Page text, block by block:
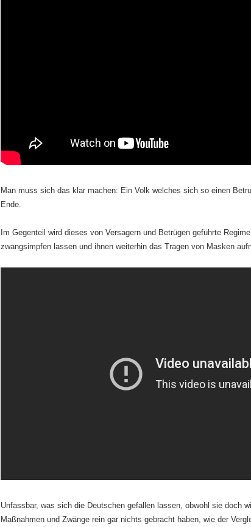
Man muss sich das klar machen: Ein Volk welches sich so einen
Ende.
Im Gegenteil wird dieses von Versagern und Betrügen geführte
zwangsimpfen lassen und ihnen weiterhin das Tragen von Masken
Unfassbar, was sich die Deutschen gefallen lassen, obwohl sie doch
Maßnahmen und Zwänge rein gar nichts gebracht haben, wie der